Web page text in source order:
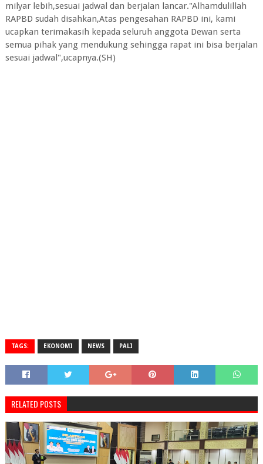
milyar lebih,sesuai jadwal dan berjalan lancar."Alhamdulillah
RAPBD sudah disahkan,Atas pengesahan RAPBD ini, kami
ucapkan terimakasih kepada seluruh anggota Dewan serta
semua pihak yang mendukung sehingga rapat ini bisa berjalan
sesuai jadwal",ucapnya.(SH)
TAGS: EKONOMI NEWS PALI
RELATED POSTS